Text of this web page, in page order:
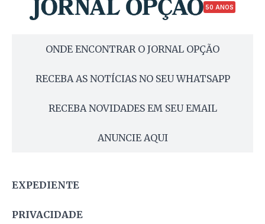
50 ANOS
ONDE ENCONTRAR O JORNAL OPÇÃO
RECEBA AS NOTÍCIAS NO SEU WHATSAPP
RECEBA NOVIDADES EM SEU EMAIL
ANUNCIE AQUI
EXPEDIENTE
PRIVACIDADE